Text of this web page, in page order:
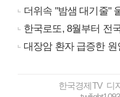
더위속 "밤샘 대기줄" 울
한국로또, 8월부터 전
대장암 환자 급증한 원
한국경제TV 디